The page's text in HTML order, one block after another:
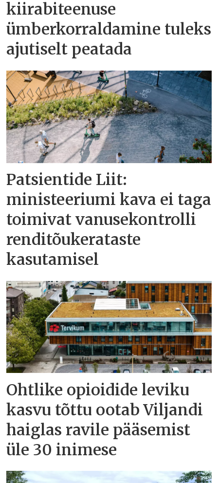
kiirabiteenuse
ümberkorraldamine tuleks
ajutiselt peatada
Patsientide Liit:
ministeeriumi kava ei taga
toimivat vanusekontrolli
renditõukerataste
kasutamisel
Ohtlike opioidide leviku
kasvu tõttu ootab Viljandi
haiglas ravile pääsemist
üle 30 inimese